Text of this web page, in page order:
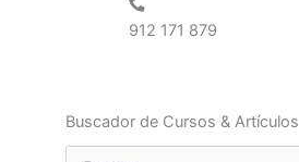
912 171 879
Buscador de Cursos & Artículos